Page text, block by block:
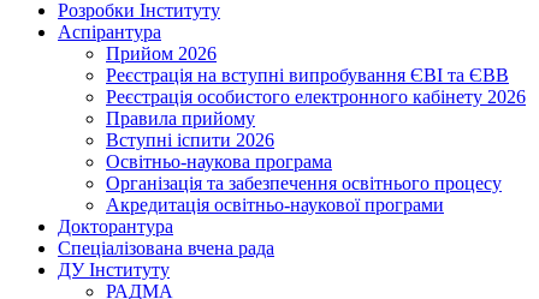
Розробки Інституту
Аспірантура
Прийом 2026
Реєстрація на вступні випробування ЄВІ та ЄВВ
Реєстрація особистого електронного кабінету 2026
Правила прийому
Вступні іспити 2026
Освітньо-наукова програма
Організація та забезпечення освітнього процесу
Акредитація освітньо-наукової програми
Докторантура
Спеціалізована вчена рада
ДУ Інституту
РАДМА